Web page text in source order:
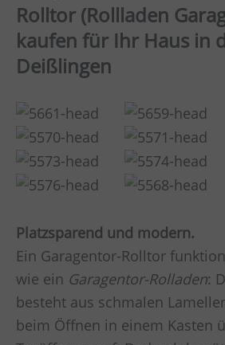
Rolltor (Rollladen
kaufen für Ihr Haus in
Deißlingen
Platzsparend und modern.
Ein Garagentor-Rolltor
wie ein Garagentor-Rolladen:
besteht aus schmalen
beim Öffnen in einem Kasten